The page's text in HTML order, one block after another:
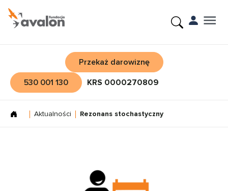
Przekaż darowiznę
530 001 130
KRS 0000270809
Aktualności Rezonans stochastyczny